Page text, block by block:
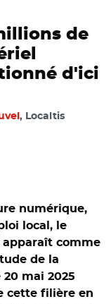
de
d'ici
, Localtis
numérique,
local, le
comme
de la
mai 2025
cette filière en